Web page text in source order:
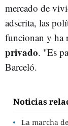
mercado de
adscrita, las
funcionan y ha
privado. "Es
Barceló.
Noticias
La marcha